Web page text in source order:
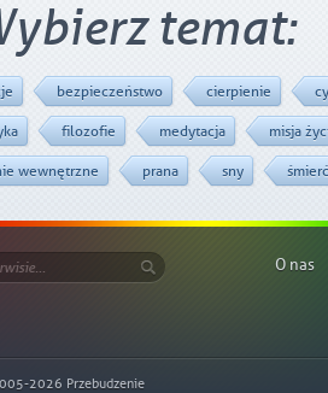
temat:
bezpieczeństwo cierpienie
filozofie medytacja misja
wewnętrzne prana sny śmierć
O nas
2026 Przebudzenie